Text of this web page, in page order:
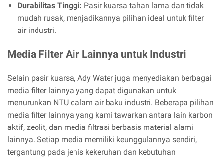
Durabilitas Tinggi: Pasir kuarsa tahan lama dan tidak
mudah rusak, menjadikannya pilihan ideal untuk filter
air industri.
Media Filter Air Lainnya untuk Industri
Selain pasir kuarsa, Ady Water juga menyediakan berbagai
media filter lainnya yang dapat digunakan untuk
menurunkan NTU dalam air baku industri. Beberapa pilihan
media filter lainnya yang kami tawarkan antara lain karbon
aktif, zeolit, dan media filtrasi berbasis material alami
lainnya. Setiap media memiliki keunggulannya sendiri,
tergantung pada jenis kekeruhan dan kebutuhan